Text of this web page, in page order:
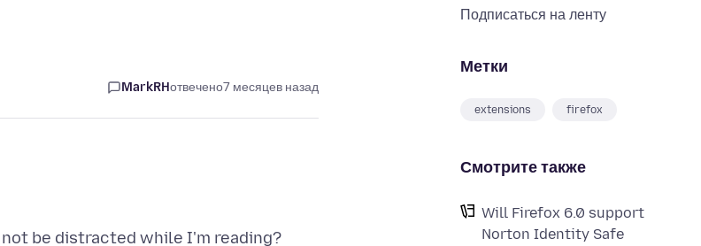
Подписаться на ленту
Метки
extensions firefox
Смотрите также
Will Firefox 6.0 support
Norton Identity Safe
MarkRHотвечено7 месяцев назад